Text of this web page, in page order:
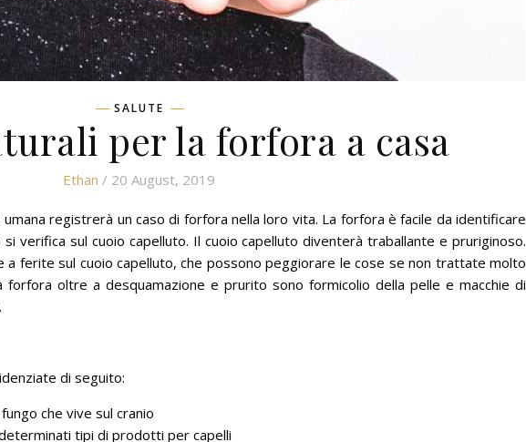
SALUTE
per la forfora a casa
Ethan / 20 August, 2019
registrerà un caso di forfora nella loro vita. La forfora è facile da identificare
verifica sul cuoio capelluto. Il cuoio capelluto diventerà traballante e pruriginoso.
ferite sul cuoio capelluto, che possono peggiorare le cose se non trattate molto
forfora oltre a desquamazione e prurito sono formicolio della pelle e macchie di
di seguito:
che vive sul cranio
tipi di prodotti per capelli